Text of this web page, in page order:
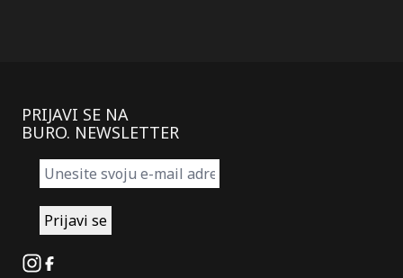
PRIJAVI SE NA
BURO. NEWSLETTER
Instagram
Facebook